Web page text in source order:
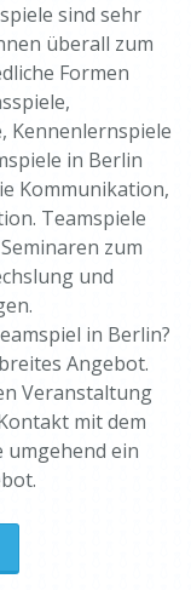
sind sehr
überall zum
Formen
Kennenlernspiele
in Berlin
Kommunikation,
Teamspiele
zum
und
in Berlin?
Angebot.
Veranstaltung
mit dem
umgehend ein